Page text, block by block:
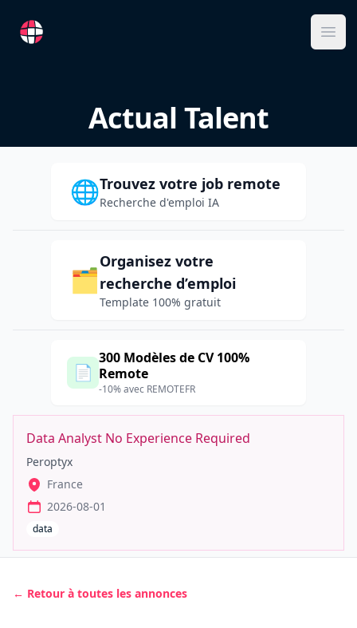
RemoteFR
Actual Talent
🌐Trouvez votre job remote
Recherche d'emploi IA
🗂️
Organisez votre
recherche d’emploi
Template 100% gratuit
📄
300 Modèles de CV 100%
Remote
-10% avec REMOTEFR
Data Analyst No Experience Required
Peroptyx
France
2026-08-01
data
← Retour à toutes les annonces